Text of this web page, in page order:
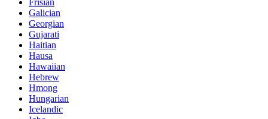
Frisian
Galician
Georgian
Gujarati
Haitian
Hausa
Hawaiian
Hebrew
Hmong
Hungarian
Icelandic